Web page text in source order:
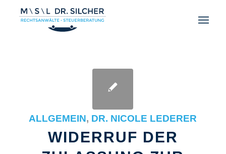
ALLGEMEIN, DR. NICOLE LEDERER
WIDERRUF DER